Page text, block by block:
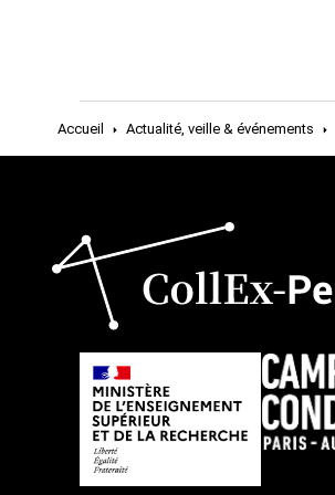
Accueil Actualité, veille & événements